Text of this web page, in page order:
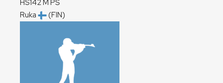
HS142M PŚ
Ruka
(FIN)